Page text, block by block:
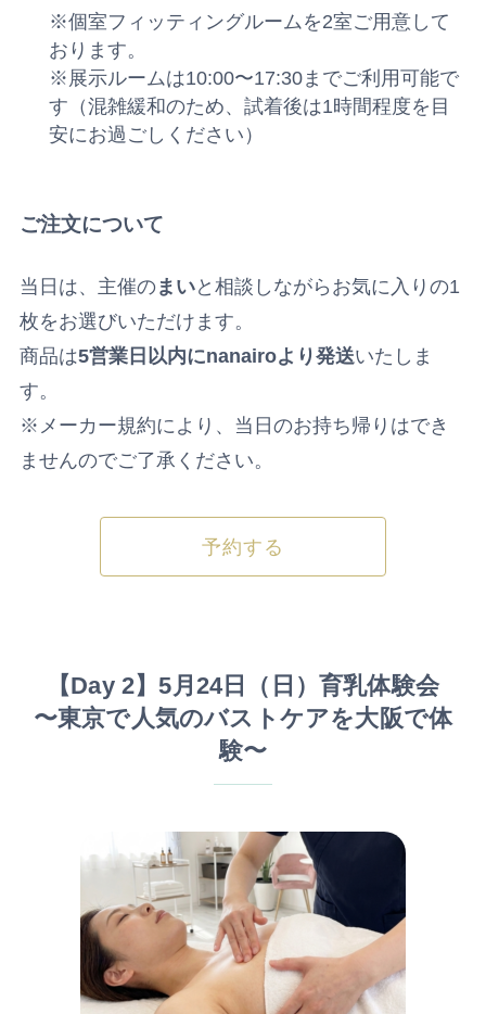
※個室フィッティングルームを2室ご用意して
おります。
※展示ルームは10:00〜17:30までご利用可能で
す（混雑緩和のため、試着後は1時間程度を目
安にお過ごしください）
ご注文について
当日は、主催のまいと相談しながらお気に入りの1
枚をお選びいただけます。
商品は5営業日以内にnanairoより発送いたしま
す。
※メーカー規約により、当日のお持ち帰りはでき
ませんのでご了承ください。
予約する
【Day 2】5月24日（日）育乳体験会
〜東京で人気のバストケアを大阪で体
験〜